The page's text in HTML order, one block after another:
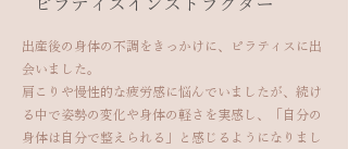
​ピラティスインストラクター
出産後の身体の不調をきっかけに、ピラティスに出
会いました。
肩こりや慢性的な疲労感に悩んでいましたが、続け
る中で姿勢の変化や身体の軽さを実感し、「自分の
身体は自分で整えられる」と感じるようになりまし